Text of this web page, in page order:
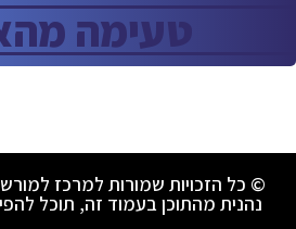
טעימה
© כל הזכויות שמורות למרכז
נהנית מהתוכן בעמוד זה, תוכל